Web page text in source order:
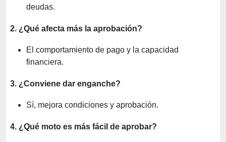
deudas.
2. ¿Qué afecta más la aprobación?
El comportamiento de pago y la capacidad
financiera.
3. ¿Conviene dar enganche?
Sí, mejora condiciones y aprobación.
4. ¿Qué moto es más fácil de aprobar?